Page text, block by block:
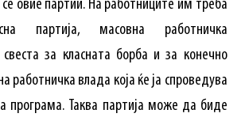
овие партии. На работниците им треба
партија, масовна работничка
свеста за класната борба и за конечно
работничка влада која ќе ја спроведува
програма. Таква партија може да биде